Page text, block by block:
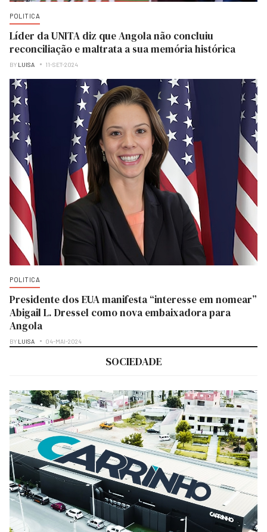
POLITICA
Líder da UNITA diz que Angola não concluiu
reconciliação e maltrata a sua memória histórica
BY LUISA 11-SET-2024
POLITICA
Presidente dos EUA manifesta “interesse em nomear”
Abigail L. Dressel como nova embaixadora para
Angola
BY LUISA 04-MAI-2024
SOCIEDADE